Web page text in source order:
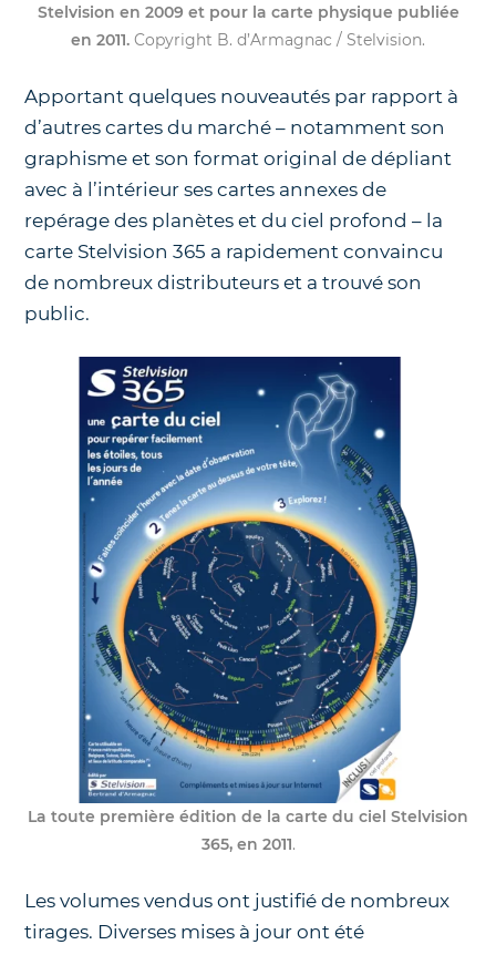
Stelvision en 2009 et pour la carte physique publiée
en 2011. Copyright B. d’Armagnac / Stelvision.
Apportant quelques nouveautés par rapport à
d’autres cartes du marché – notamment son
graphisme et son format original de dépliant
avec à l’intérieur ses cartes annexes de
repérage des planètes et du ciel profond – la
carte Stelvision 365 a rapidement convaincu
de nombreux distributeurs et a trouvé son
public.
La toute première édition de la carte du ciel Stelvision
365, en 2011.
Les volumes vendus ont justifié de nombreux
tirages. Diverses mises à jour ont été